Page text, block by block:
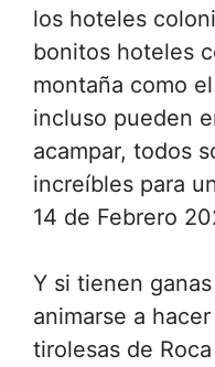
los hoteles
bonitos hoteles
montaña como el
incluso pueden
acampar, todos
increíbles para
14 de Febrero
Y si tienen
animarse a
tirolesas de